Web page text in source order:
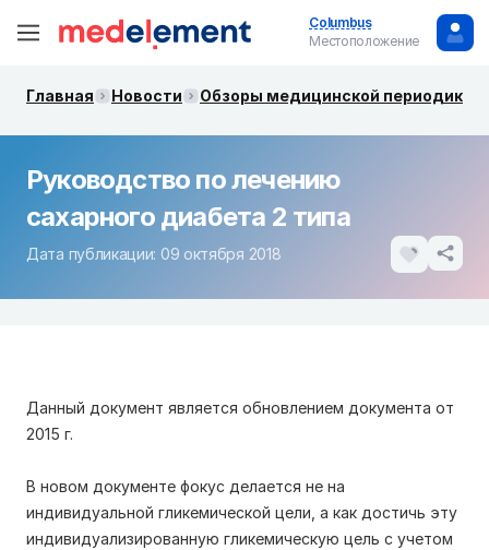
Columbus
Местоположение
Главная Новости Обзоры медицинской периодики.
Руководство по лечению
сахарного диабета 2 типа
Дата публикации: 09 октября 2018
Данный документ является обновлением документа от
2015 г.
В новом документе фокус делается не на
индивидуальной гликемической цели, а как достичь эту
индивидуализированную гликемическую цель с учетом